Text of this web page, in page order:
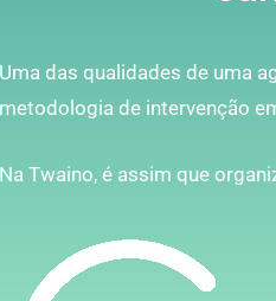
Uma das qualidades de uma
metodologia de intervenção
Na Twaino, é assim que